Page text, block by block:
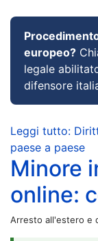
europeo?
legale
difensore
Leggi tutto:
paese a paese
Minore
online:
Arresto all'estero e